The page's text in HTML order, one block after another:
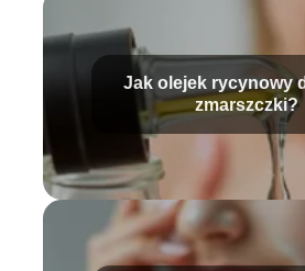
Jak olejek rycynowy
zmarszczki?